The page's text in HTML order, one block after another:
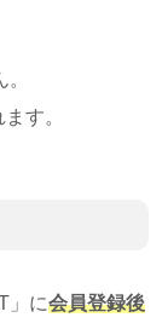
す。
」に会員登録後